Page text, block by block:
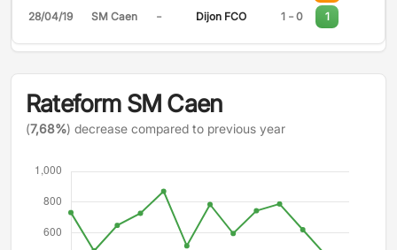
28/04/19
SM Caen - Dijon FCO 1 - 0 1
Rateform SM Caen
(7,68%) decrease compared to previous year